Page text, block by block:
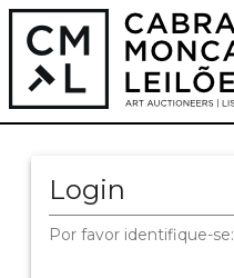
Login
Por favor identifique-se: